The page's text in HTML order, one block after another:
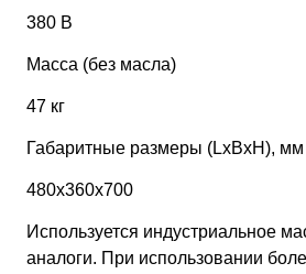
380 В
Масса (без масла)
47 кг
Габаритные размеры (LxBхH), мм
480х360х700
Используется индустриальное
аналоги. При использовании